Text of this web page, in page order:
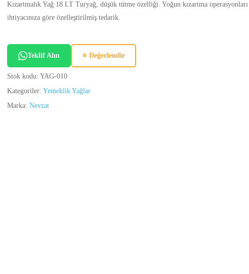
Kızartmalık Yağ 18 LT Turyağ, düşük tütme özelliği. Yoğun kızartma
ihtiyacınıza göre özelleştirilmiş tedarik.
Teklif Alın ⭐ Değerlendir
Stok kodu: YAG-010
Kategoriler: Yemeklik Yağlar
Marka: Nevzat